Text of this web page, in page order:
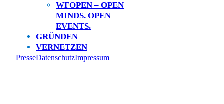
WFOPEN – OPEN
MINDS. OPEN
EVENTS.
GRÜNDEN
VERNETZEN
PresseDatenschutzImpressum